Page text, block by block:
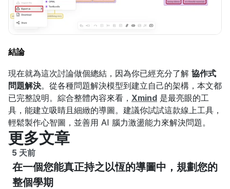
結論
現在就為這次討論做個總結，因為你已經充分了解 協作式
問題解決。從各種問題解決模型到建立自己的架構，本文都
已完整說明。綜合整體內容來看， Xmind 是最亮眼的工
具，能建立吸睛且細緻的導圖。建議你試試這款線上工具，
輕鬆製作心智圖，並善用 AI 腦力激盪能力來解決問題。
更多文章
5 天前
在一個您能真正持之以恆的導圖中，規劃您的
整個學期